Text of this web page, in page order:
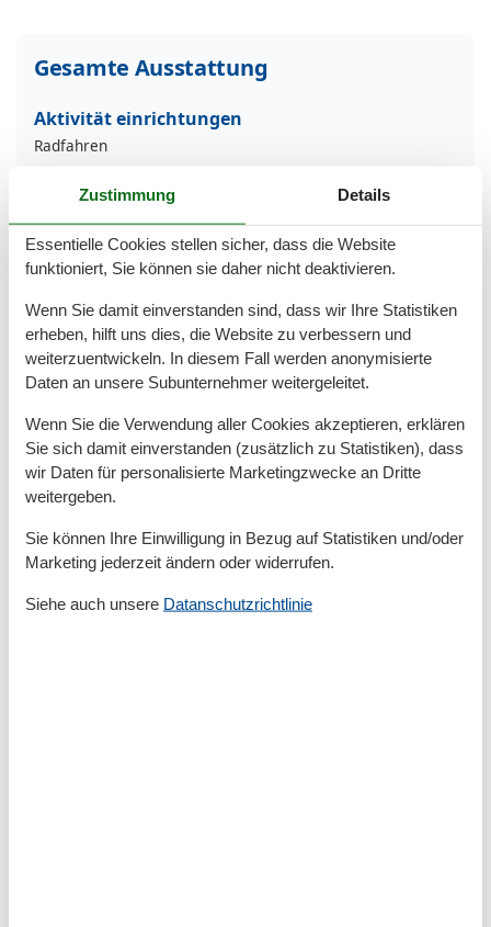
Gesamte Ausstattung
Aktivität einrichtungen
Radfahren
Entfernungen
Zum (Kur-)Park/Wald
Zum Bahnhof
Zum Flughafen
Zum Radweg
500 m
Zum Restaurant
Zum Strand
700 m
Zum Supermarkt
Zum Wanderweg
Zum Zentrum
300 m
Zur Autobahn
51 km
Zur Badestelle/Gewässer
700 m
Zur Bushaltestelle
700 m
Grundeinrichtungen
Baujahr
Zustimmung Details
Essentielle Cookies stellen sicher, dass die Website
funktioniert, Sie können sie daher nicht deaktivieren.
Wenn Sie damit einverstanden sind, dass wir Ihre Statistiken
erheben, hilft uns dies, die Website zu verbessern und
weiterzuentwickeln. In diesem Fall werden anonymisierte
Daten an unsere Subunternehmer weitergeleitet.
Wenn Sie die Verwendung aller Cookies akzeptieren, erklären
Sie sich damit einverstanden (zusätzlich zu Statistiken), dass
wir Daten für personalisierte Marketingzwecke an Dritte
weitergeben.
Sie können Ihre Einwilligung in Bezug auf Statistiken und/oder
Marketing jederzeit ändern oder widerrufen.
Siehe auch unsere Datanschutzrichtlinie